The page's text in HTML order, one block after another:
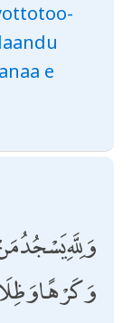
e
وَلِلَّهِ يَسْجُدُ
وَكَرْهًا